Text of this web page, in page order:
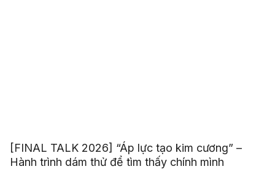
[FINAL TALK 2026] “Áp lực tạo kim cương” –
Hành trình dám thử để tìm thấy chính mình